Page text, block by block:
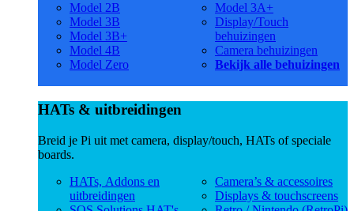
Model 2B
Model 3B
Model 3B+
Model 4B
Model Zero
Model 3A+
Display/Touch
behuizingen
Camera behuizingen
Bekijk alle behuizingen
HATs & uitbreidingen
Breid je Pi uit met camera, display/touch, HATs of speciale
boards.
HATs, Addons en
uitbreidingen
Camera’s & accessoires
Displays & touchscreens